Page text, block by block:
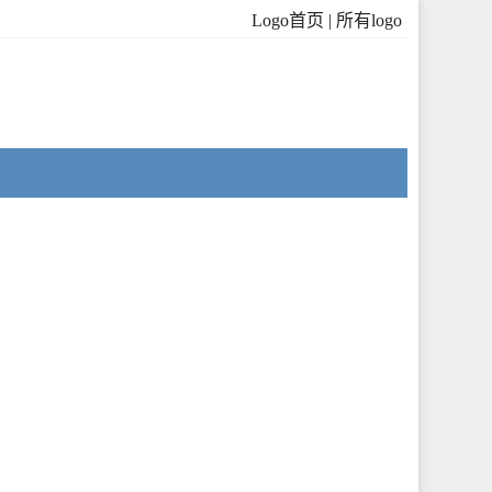
Logo首页 | 所有logo